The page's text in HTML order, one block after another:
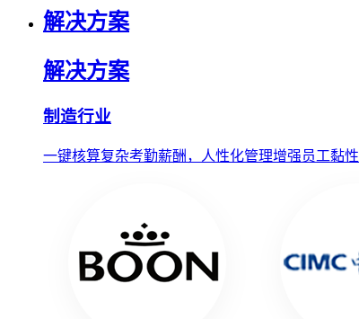
解决方案
解决方案
制造行业
一键核算复杂考勤薪酬，人性化管理增强员工黏性